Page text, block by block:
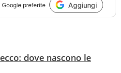
preferite Aggiungi
dove nascono le